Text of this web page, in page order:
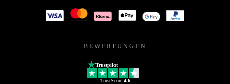
BEWERTUNGEN
Trustpilot
TrustScore 4.6